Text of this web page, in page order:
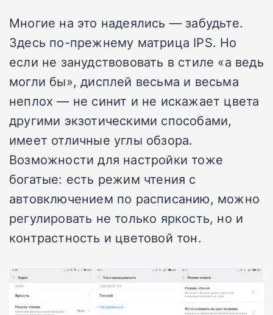
Многие на это надеялись — забудьте.
Здесь по-прежнему матрица IPS. Но
если не занудствововать в стиле «а ведь
могли бы», дисплей весьма и весьма
неплох — не синит и не искажает цвета
другими экзотическими способами,
имеет отличные углы обзора.
Возможности для настройки тоже
богатые: есть режим чтения с
автовключением по расписанию, можно
регулировать не только яркость, но и
контрастность и цветовой тон.